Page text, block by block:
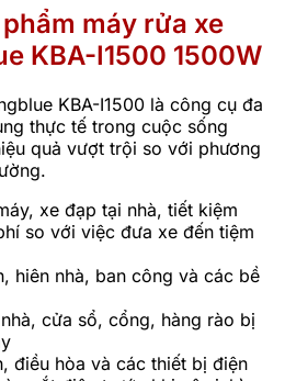
máy rửa xe
KBA-I1500 1500W
KBA-I1500 là công cụ đa
thực tế trong cuộc sống
quả vượt trội so với phương
xe đạp tại nhà, tiết kiệm
so với việc đưa xe đến tiệm
hiên nhà, ban công và các bề
cửa sổ, cổng, hàng rào bị
điều hòa và các thiết bị điện